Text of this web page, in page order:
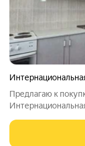
Предлагаю к
остается
телевизора -